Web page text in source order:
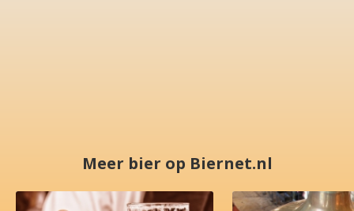
Meer bier op Biernet.nl